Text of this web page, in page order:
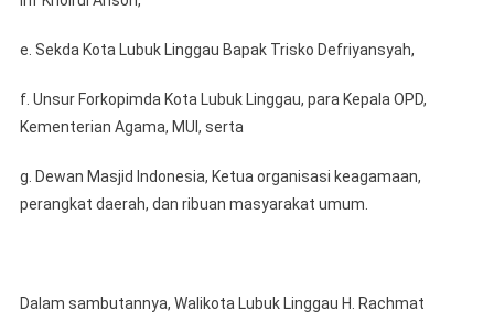
e. Sekda Kota Lubuk Linggau Bapak Trisko Defriyansyah,
f. Unsur Forkopimda Kota Lubuk Linggau, para Kepala OPD,
Kementerian Agama, MUI, serta
g. Dewan Masjid Indonesia, Ketua organisasi keagamaan,
perangkat daerah, dan ribuan masyarakat umum.
Dalam sambutannya, Walikota Lubuk Linggau H. Rachmat